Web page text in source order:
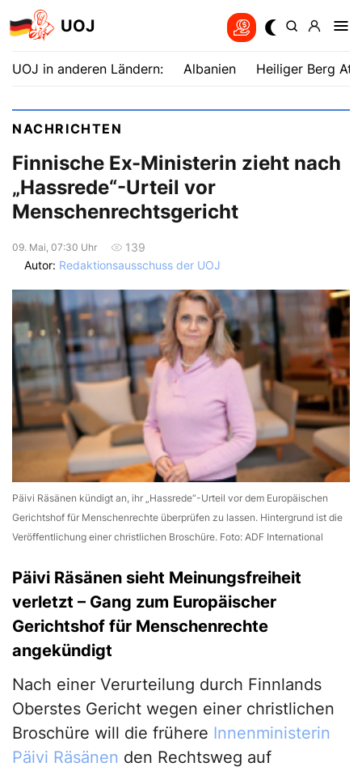
UOJ
UOJ in anderen Ländern: Albanien Heiliger Berg
NACHRICHTEN
Finnische Ex-Ministerin zieht nach
„Hassrede“-Urteil vor
Menschenrechtsgericht
09. Mai, 07:30 Uhr
139
Autor: Redaktionsausschuss der UOJ
Päivi Räsänen kündigt an, ihr „Hassrede“-Urteil vor dem Europäischen
Gerichtshof für Menschenrechte überprüfen zu lassen. Hintergrund ist die
Veröffentlichung einer christlichen Broschüre. Foto: ADF International
Päivi Räsänen sieht Meinungsfreiheit
verletzt – Gang zum Europäischer
Gerichtshof für Menschenrechte
angekündigt
Nach einer Verurteilung durch Finnlands
Oberstes Gericht wegen einer christlichen
Broschüre will die frühere Innenministerin
Päivi Räsänen den Rechtsweg auf